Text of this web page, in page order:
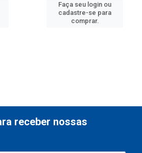
Faça seu login ou
cadastre-se para
comprar.
receber nossas